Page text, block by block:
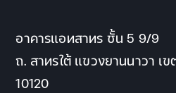
อาคารแอทสาทร ชั้น 5 9/9
ถ. สาทรใต้ แขวงยานนาวา เ
10120